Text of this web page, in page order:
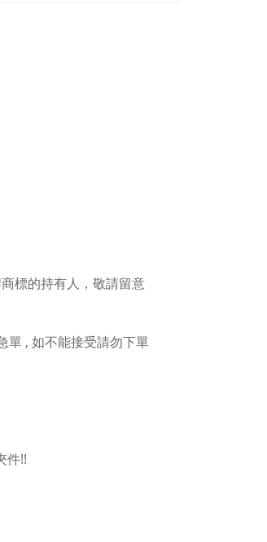
標的持有人，敬請留意
單 , 如不能接受請勿下單
件!!